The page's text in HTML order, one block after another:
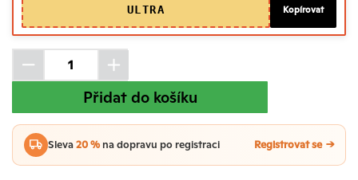
ULTRA
Kopírovat
Přidat do košíku
Sleva20 %na dopravu po registraci Registrovat se